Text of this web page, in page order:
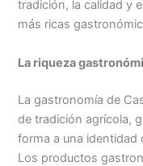
tradición, la calidad y
más ricas
La riqueza
La gastronomía de
de tradición agrícola,
forma a una identidad
Los productos